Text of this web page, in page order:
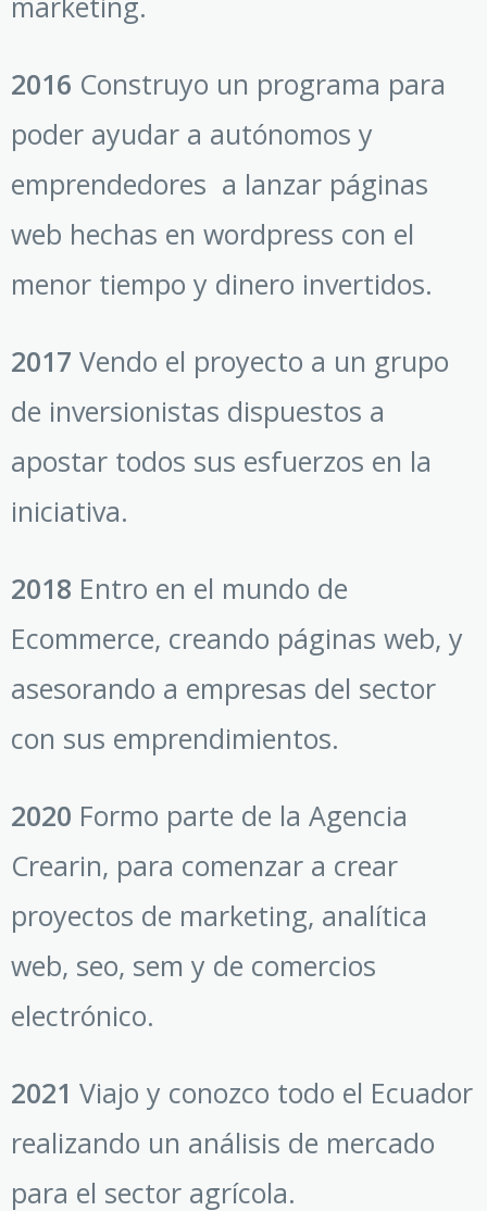
2016 Construyo un programa para
poder ayudar a autónomos y
emprendedores a lanzar páginas
web hechas en wordpress con el
menor tiempo y dinero invertidos.
2017 Vendo el proyecto a un grupo
de inversionistas dispuestos a
apostar todos sus esfuerzos en la
iniciativa.
2018 Entro en el mundo de
Ecommerce, creando páginas web, y
asesorando a empresas del sector
con sus emprendimientos.
2020 Formo parte de la Agencia
Crearin, para comenzar a crear
proyectos de marketing, analítica
web, seo, sem y de comercios
electrónico.
2021 Viajo y conozco todo el Ecuador
realizando un análisis de mercado
para el sector agrícola.